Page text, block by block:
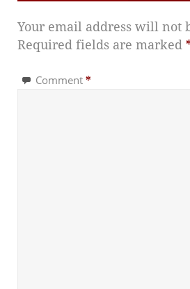
Your email address will not
Required fields are marked
Comment *